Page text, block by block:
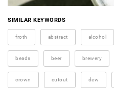
SIMILAR KEYWORDS
froth abstract alcohol
beads beer brewery
crown cutout dew